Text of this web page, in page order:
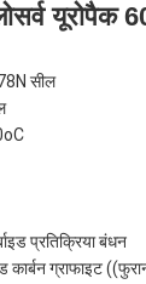
यूरोपैक
सील
प्रतिक्रिया बंधन
कार्बन ग्राफाइट